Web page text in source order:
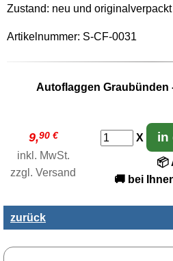
Zustand: neu und originalverpackt
Artikelnummer: S-CF-0031
Autoflaggen Graubünden
9,90 €
inkl. MwSt.
zzgl. Versand
X in
📦
🚚 bei
zurück